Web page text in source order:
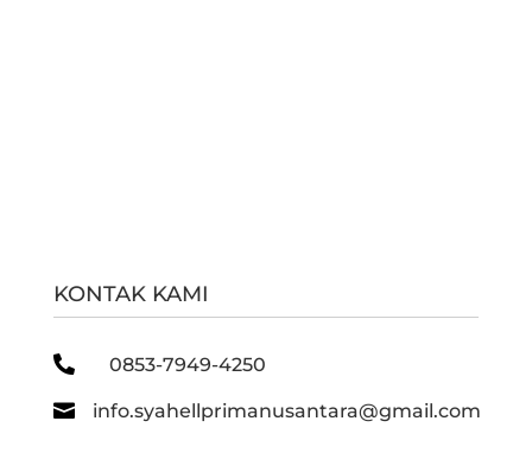
KONTAK KAMI
 0853-7949-4250
 info.syahellprimanusantara@gmail.com